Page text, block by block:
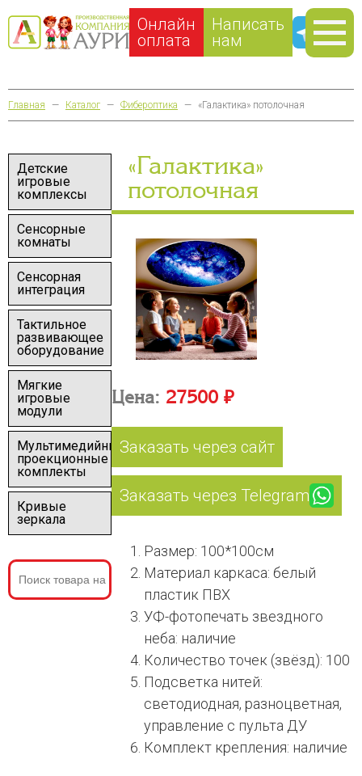
Онлайн
оплата
Написать
нам
Главная — Каталог — Фибероптика — «Галактика» потолочная
Детские
игровые
комплексы
Сенсорные
комнаты
Сенсорная
интеграция
Тактильное
развивающее
оборудование
Мягкие
игровые
модули
Мультимедийные
проекционные
комплекты
Кривые
зеркала
«Галактика»
потолочная
Цена: 27500 ₽
Заказать через сайт
Заказать через Telegram
Размер: 100*100см
Материал каркаса: белый
пластик ПВХ
УФ-фотопечать звездного
неба: наличие
Количество точек (звёзд): 100
Подсветка нитей:
светодиодная, разноцветная,
управление с пульта ДУ
Комплект крепления: наличие